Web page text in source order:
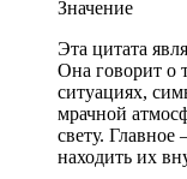
Значение
Эта цитата
Она говорит о
ситуациях,
мрачной
свету.
находить их